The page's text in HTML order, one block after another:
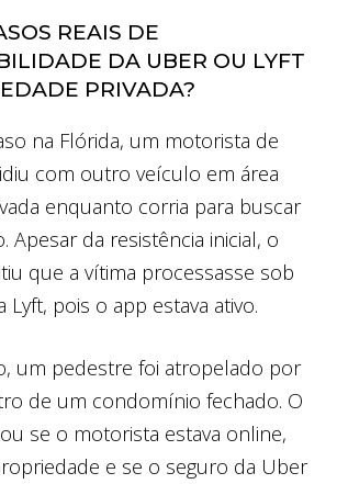
REAIS DE
DA UBER OU LYFT
PRIVADA?
na Flórida, um motorista de
com outro veículo em área
enquanto corria para buscar
Apesar da resistência inicial, o
que a vítima processasse sob
Lyft, pois o app estava ativo.
um pedestre foi atropelado por
de um condomínio fechado. O
se o motorista estava online,
e se o seguro da Uber